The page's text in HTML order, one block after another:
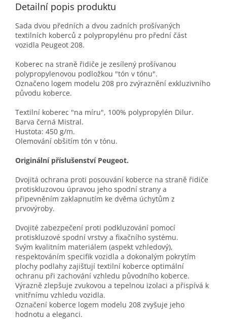
Detailní popis produktu
Sada dvou předních a dvou zadních prošívaných
textilních koberců z polypropylénu pro přední část
vozidla Peugeot 208.
Koberec na straně řidiče je zesílený prošívanou
polypropylenovou podložkou "tón v tónu".
Označeno logem modelu 208 pro zvýraznění exkluzivního
původu koberce.
Textilní koberec "na míru", 100% polypropylén Dilur.
Barva černá Mistral.
Hustota: 450 g/m.
Olemování obšitím tón v tónu.
Originální příslušenství Peugeot.
Dvojitá ochrana proti posouvání koberce na straně řidiče
protiskluzovou úpravou jeho spodní strany a
připevněním zaklapnutím ke dvěma úchytům z
prvovýroby.
Dvojité zabezpečení proti podkluzování pomocí
protiskluzové spodní vrstvy a fixačního systému.
Svým kvalitním materiálem (aspekt vzhledový),
respektováním specifik vozidla a dokonalým pokrytím
plochy podlahy zajišťují textilní koberce optimální
ochranu při zachování vzhledu původního koberce.
Výrazně zlepšuje zvukovou a tepelnou izolaci a přispívá k
vnitřnímu vzhledu vozidla.
Označení koberce logem modelu 208 zvyšuje jeho
hodnotu a eleganci.